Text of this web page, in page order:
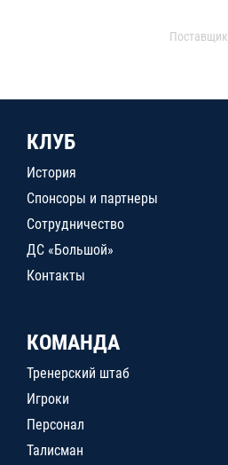
Поставщик
КЛУБ
История
Спонсоры и партнеры
Сотрудничество
ДС «Большой»
Контакты
КОМАНДА
Тренерский штаб
Игроки
Персонал
Талисман